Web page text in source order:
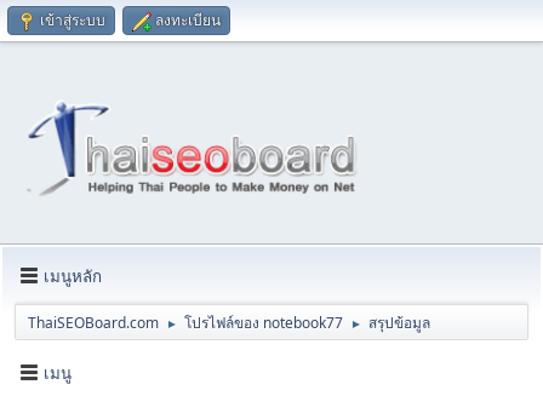
เข้าสู่ระบบ ลงทะเบียน
เมนูหลัก
ThaiSEOBoard.com ► โปรไฟล์ของ notebook77 ► สรุปข้อมูล
เมนู